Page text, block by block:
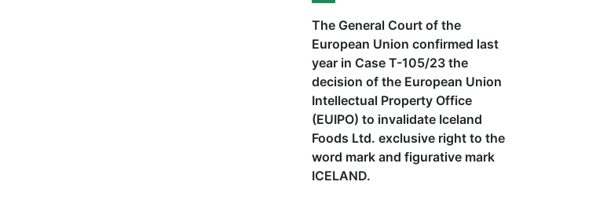
The General Court of the
European Union confirmed last
year in Case T-105/23 the
decision of the European Union
Intellectual Property Office
(EUIPO) to invalidate Iceland
Foods Ltd. exclusive right to the
word mark and figurative mark
ICELAND.